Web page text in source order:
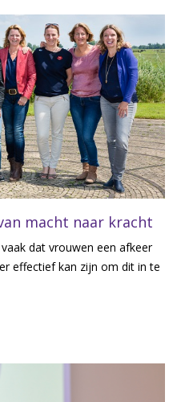
macht naar kracht
dat vrouwen een afkeer
effectief kan zijn om dit in te